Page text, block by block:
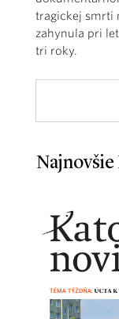
tragickej smrti
zahynula pri
tri roky.
Najnovšie